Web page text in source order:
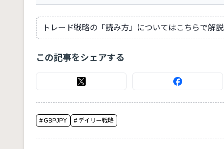
トレード戦略の「読み方」についてはこちらで解説
この記事をシェアする
#GBPJPY # デイリー戦略